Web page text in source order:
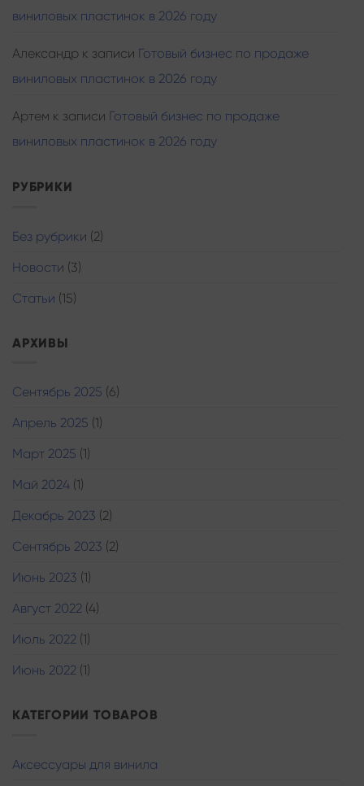
виниловых пластинок в 2026 году
Александр к записи Готовый бизнес по продаже
виниловых пластинок в 2026 году
Артем к записи Готовый бизнес по продаже
виниловых пластинок в 2026 году
РУБРИКИ
Без рубрики (2)
Новости (3)
Статьи (15)
АРХИВЫ
Сентябрь 2025 (6)
Апрель 2025 (1)
Март 2025 (1)
Май 2024 (1)
Декабрь 2023 (2)
Сентябрь 2023 (2)
Июнь 2023 (1)
Август 2022 (4)
Июль 2022 (1)
Июнь 2022 (1)
КАТЕГОРИИ ТОВАРОВ
Аксессуары для винила